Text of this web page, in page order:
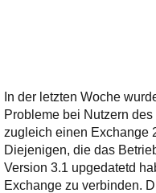
In der letzten Woche
Probleme bei Nutzern
zugleich einen Exchange
Diejenigen, die das
Version 3.1 upgedatetd
Exchange zu verbinden.
bereithält!
Wie z.B. Outlook,
GMail, Thunderbird
oder auch
KuNoMail, usw.